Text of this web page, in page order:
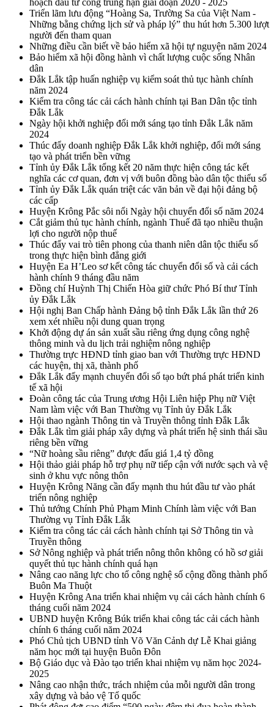
hoạch đầu tư công trung hạn giai đoạn 2020 - 2025
Triển lãm lưu động “Hoàng Sa, Trường Sa của Việt Nam -
Những bằng chứng lịch sử và pháp lý” thu hút hơn 5.300 lượt
người đến tham quan
Những điều cần biết về bảo hiểm xã hội tự nguyện năm 2024
Bảo hiểm xã hội đồng hành vì chất lượng cuộc sống Nhân
dân
Đắk Lắk tập huấn nghiệp vụ kiểm soát thủ tục hành chính
năm 2024
Kiểm tra công tác cải cách hành chính tại Ban Dân tộc tỉnh
Đắk Lắk
Ngày hội khởi nghiệp đổi mới sáng tạo tỉnh Đắk Lắk năm
2024
Thúc đẩy doanh nghiệp Đắk Lắk khởi nghiệp, đổi mới sáng
tạo và phát triển bền vững
Tỉnh ủy Đắk Lắk tổng kết 20 năm thực hiện công tác kết
nghĩa các cơ quan, đơn vị với buôn đồng bào dân tộc thiểu số
Tỉnh ủy Đắk Lắk quán triệt các văn bản về đại hội đảng bộ
các cấp
Huyện Krông Pắc sôi nổi Ngày hội chuyển đổi số năm 2024
Cắt giảm thủ tục hành chính, ngành Thuế đã tạo nhiều thuận
lợi cho người nộp thuế
Thúc đẩy vai trò tiên phong của thanh niên dân tộc thiểu số
trong thực hiện bình đẳng giới
Huyện Ea H’Leo sơ kết công tác chuyển đổi số và cải cách
hành chính 9 tháng đầu năm
Đồng chí Huỳnh Thị Chiến Hòa giữ chức Phó Bí thư Tỉnh
ủy Đắk Lắk
Hội nghị Ban Chấp hành Đảng bộ tỉnh Đắk Lắk lần thứ 26
xem xét nhiều nội dung quan trọng
Khởi động dự án sản xuất sầu riêng ứng dụng công nghệ
thông minh và du lịch trải nghiệm nông nghiệp
Thường trực HĐND tỉnh giao ban với Thường trực HĐND
các huyện, thị xã, thành phố
Đắk Lắk đẩy mạnh chuyển đổi số tạo bứt phá phát triển kinh
tế xã hội
Đoàn công tác của Trung ương Hội Liên hiệp Phụ nữ Việt
Nam làm việc với Ban Thường vụ Tỉnh ủy Đắk Lắk
Hội thao ngành Thông tin và Truyền thông tỉnh Đắk Lắk
Đắk Lắk tìm giải pháp xây dựng và phát triển hệ sinh thái sầu
riêng bền vững
“Nữ hoàng sầu riêng” được đấu giá 1,4 tỷ đồng
Hội thảo giải pháp hỗ trợ phụ nữ tiếp cận với nước sạch và vệ
sinh ở khu vực nông thôn
Huyện Krông Năng cần đẩy mạnh thu hút đầu tư vào phát
triển nông nghiệp
Thủ tướng Chính Phủ Phạm Minh Chính làm việc với Ban
Thường vụ Tỉnh Đắk Lắk
Kiểm tra công tác cải cách hành chính tại Sở Thông tin và
Truyền thông
Sở Nông nghiệp và phát triển nông thôn không có hồ sơ giải
quyết thủ tục hành chính quá hạn
Nâng cao năng lực cho tổ công nghệ số cộng đồng thành phố
Buôn Ma Thuột
Huyện Krông Ana triển khai nhiệm vụ cải cách hành chính 6
tháng cuối năm 2024
UBND huyện Krông Búk triển khai công tác cải cách hành
chính 6 tháng cuối năm 2024
Phó Chủ tịch UBND tỉnh Võ Văn Cảnh dự Lễ Khai giảng
năm học mới tại huyện Buôn Đôn
Bộ Giáo dục và Đào tạo triển khai nhiệm vụ năm học 2024-
2025
Nâng cao nhận thức, trách nhiệm của mỗi người dân trong
xây dựng và bảo vệ Tổ quốc